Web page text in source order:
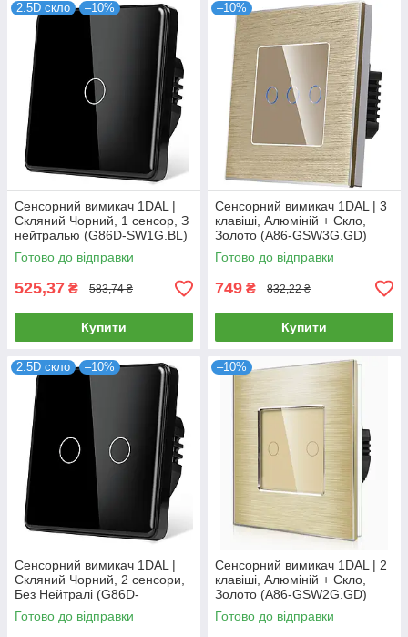
2.5D скло –10%
Сенсорний вимикач 1DAL |
Скляний Чорний, 1 сенсор, З
нейтралью (G86D-SW1G.BL)
Готово до відправки
525,37 ₴ 583,74 ₴
Купити
–10%
Сенсорний вимикач 1DAL | 3
клавіші, Алюміній + Скло,
Золото (A86-GSW3G.GD)
Готово до відправки
749 ₴ 832,22 ₴
Купити
2.5D скло –10%
Сенсорний вимикач 1DAL |
Скляний Чорний, 2 сенсори,
Без Нейтралі (G86D-
SW2G.SL.BL)
Готово до відправки
–10%
Сенсорний вимикач 1DAL | 2
клавіші, Алюміній + Скло,
Золото (A86-GSW2G.GD)
Готово до відправки